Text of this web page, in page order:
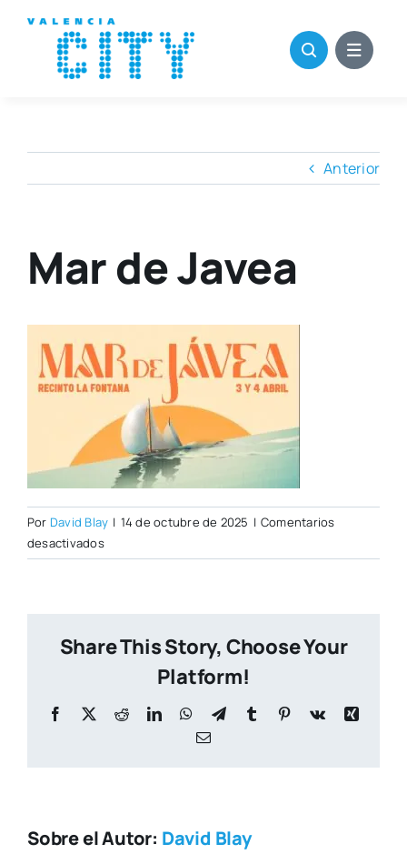
contenido
Anterior
Mar de Javea
Por David Blay | 14 de octubre de 2025 | Comentarios
desactivadosen
Mar
Share This Story, Choose Your
Platform!
Facebook
X RedditLinkedInWhatsApp
TelegramTumblr Pinterest
Vk
Xing
Correo
Sobre el Autor: David Blay